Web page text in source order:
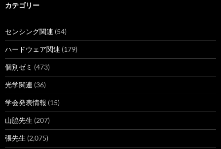
ブ
カテゴリー
センシング関連 (54)
ハードウェア関連 (179)
個別ゼミ (473)
光学関連 (36)
学会発表情報 (15)
山脇先生 (207)
張先生 (2,075)